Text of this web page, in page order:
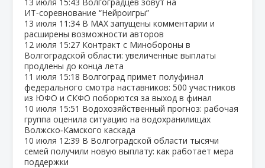
ИТ‑соревнование “Нейроигры”
13 июля 11:34 В МАХ запущены комментарии и
расширены возможности авторов
12 июля 15:27 Контракт с Минобороны в
Волгоградской области: увеличенные выплаты
продлены до конца лета
11 июля 15:18 Волгоград примет полуфинал
федерального смотра наставников: 500 участников
из ЮФО и СКФО поборются за выход в финал
10 июля 15:51 Водохозяйственный прогноз: рабочая
группа оценила ситуацию на водохранилищах
Волжско‑Камского каскада
10 июля 12:39 В Волгоградской области тысячи
семей получили новую выплату: как работает мера
поддержки